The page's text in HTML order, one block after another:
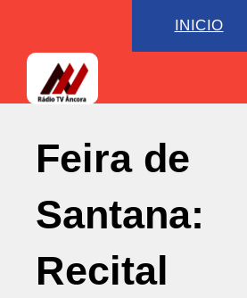
INICIO
Feira de
Santana:
Recital